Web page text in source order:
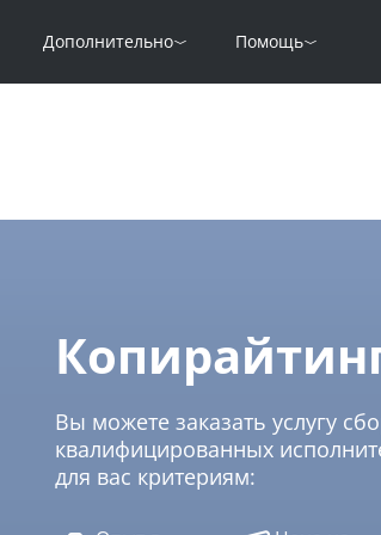
Дополнительно Помощь
Вы можете заказать услугу
квалифицированных
для вас критериям: